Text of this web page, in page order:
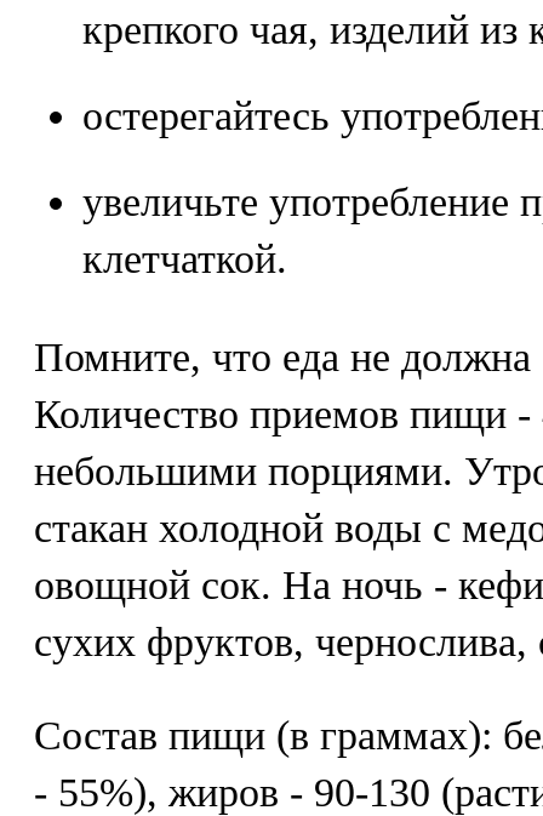
крепкого чая, изделий из
остерегайтесь
увеличьте употребление
клетчаткой.
Помните, что еда не
Количество приемов пищи -
небольшими порциями.
стакан холодной воды с
овощной сок. На ночь -
сухих фруктов,
Состав пищи (в граммах):
- 55%), жиров - 90-130